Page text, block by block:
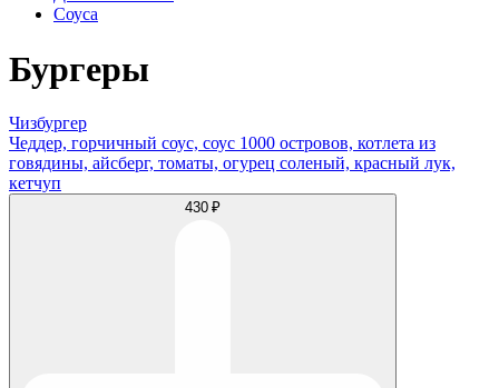
Соуса
Бургеры
Чизбургер
Чеддер, горчичный соус, соус 1000 островов, котлета из
говядины, айсберг, томаты, огурец соленый, красный лук,
кетчуп
430 ₽